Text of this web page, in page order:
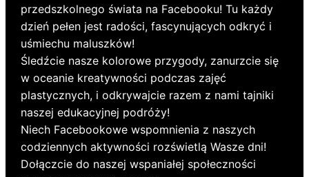
przedszkolnego świata na Facebooku! Tu każdy
dzień pełen jest radości, fascynujących odkryć i
uśmiechu maluszków!
Śledźcie nasze kolorowe przygody, zanurzcie się
w oceanie kreatywności podczas zajęć
plastycznych, i odkrywajcie razem z nami tajniki
naszej edukacyjnej podróży!
Niech Facebookowe wspomnienia z naszych
codziennych aktywności rozświetlą Wasze dni!
Dołączcie do naszej wspaniałej społeczności